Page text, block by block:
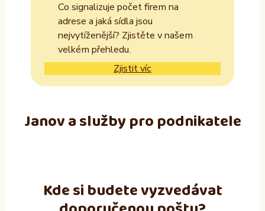
Co signalizuje počet firem na
adrese a jaká sídla jsou
nejvytíženější? Zjistěte v našem
velkém přehledu.
Zjistit víc
Janov a služby pro podnikatele
Kde si budete vyzvedávat